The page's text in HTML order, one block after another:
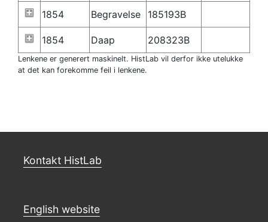
1854
Begravelse 185193B
1854 Daap 208323B
Lenkene er generert maskinelt. HistLab vil derfor ikke utelukke
at det kan forekomme feil i lenkene.
Kontakt HistLab
English website